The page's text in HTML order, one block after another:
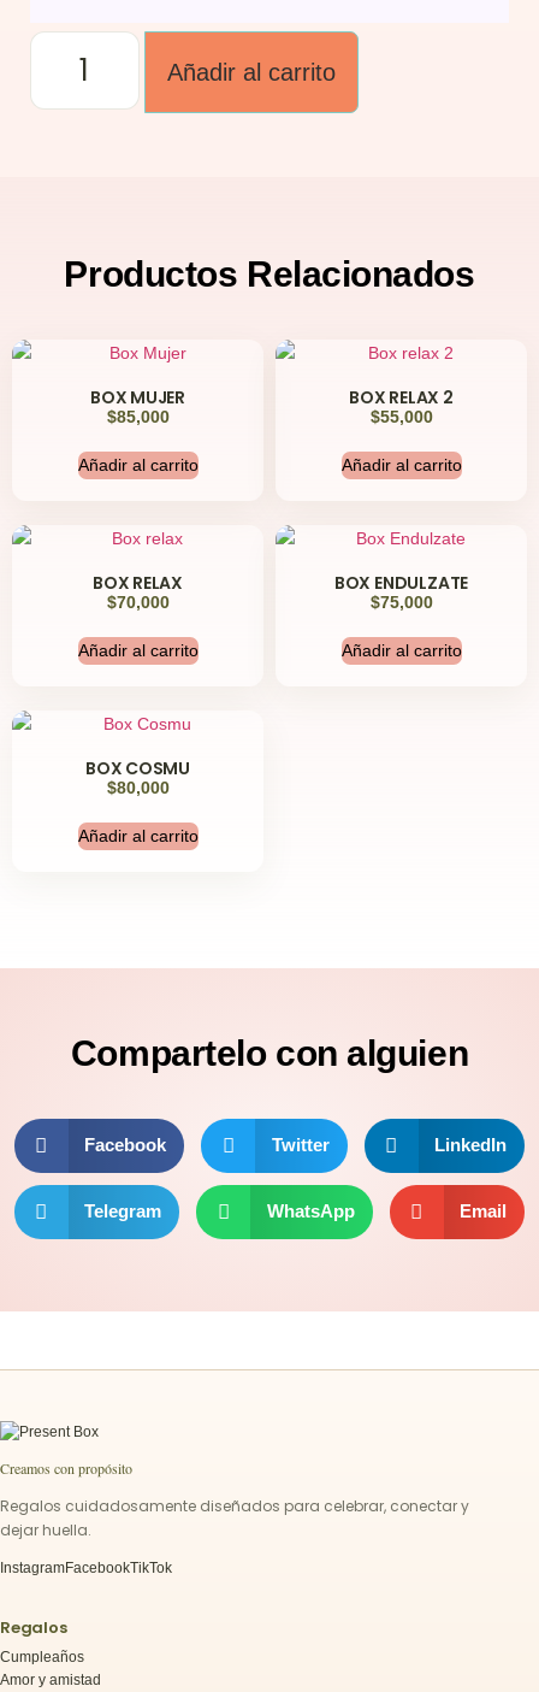
Añadir al carrito
Productos Relacionados
BOX MUJER
$85,000
Añadir al carrito
BOX RELAX 2
$55,000
Añadir al carrito
BOX RELAX
$70,000
Añadir al carrito
BOX ENDULZATE
$75,000
Añadir al carrito
BOX COSMU
$80,000
Añadir al carrito
Compartelo con alguien
Facebook Twitter LinkedIn
Telegram WhatsApp Email
Creamos con propósito
Regalos cuidadosamente diseñados para celebrar, conectar y
dejar huella.
InstagramFacebookTikTok
Regalos
Cumpleaños
Amor y amistad